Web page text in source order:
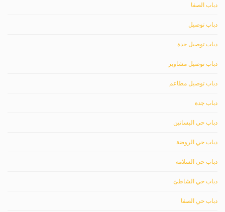
دباب الصفا
دباب توصيل
دباب توصيل جدة
دباب توصيل مشاوير
دباب توصيل مطاعم
دباب جدة
دباب حي البساتين
دباب حي الروضة
دباب حي السلامة
دباب حي الشاطئ
دباب حي الصفا